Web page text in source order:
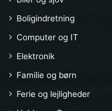
Boligindretning
Computer og IT
Elektronik
Familie og børn
Ferie og lejligheder